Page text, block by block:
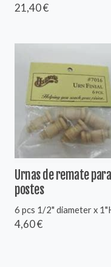
21,40 €
Urnas de remate para
postes
6 pcs 1/2" diameter x
4,60 €